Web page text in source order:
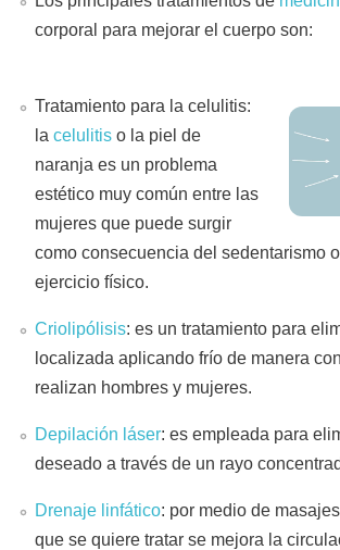
corporal para mejorar el cuerpo son:
Tratamiento para la celulitis:
la celulitis o la piel de
naranja es un problema
estético muy común entre las
mujeres que puede surgir
como consecuencia del sedentarismo
ejercicio físico.
Criolipólisis: es un tratamiento para
localizada aplicando frío de manera
realizan hombres y mujeres.
Depilación láser: es empleada para
deseado a través de un rayo
Drenaje linfático: por medio de
que se quiere tratar se mejora la